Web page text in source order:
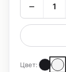
–
Цвет: